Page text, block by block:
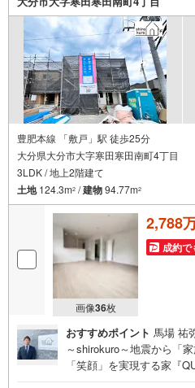
豊肥本線 「敷戸」駅 徒歩25分
大分県大分市大字寒田寒田南町4丁目
3LDK / 地上2階建て
土地124.3m2 /建物94.77m2
画像36枚
2,788
成約で
おすすめポイント 馬場 祐
～shirokuro～地震から「
「笑顔」を実現する家『